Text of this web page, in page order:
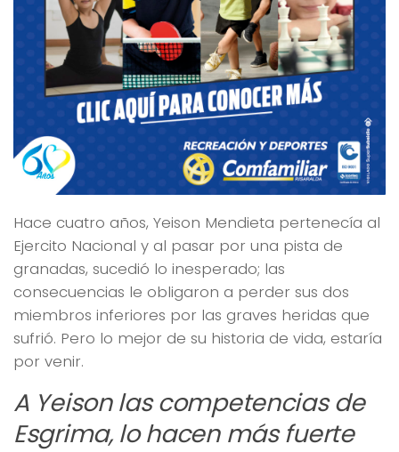
Hace cuatro años, Yeison Mendieta pertenecía al
Ejercito Nacional y al pasar por una pista de
granadas, sucedió lo inesperado; las
consecuencias le obligaron a perder sus dos
miembros inferiores por las graves heridas que
sufrió. Pero lo mejor de su historia de vida, estaría
por venir.
A Yeison las competencias de
Esgrima, lo hacen más fuerte